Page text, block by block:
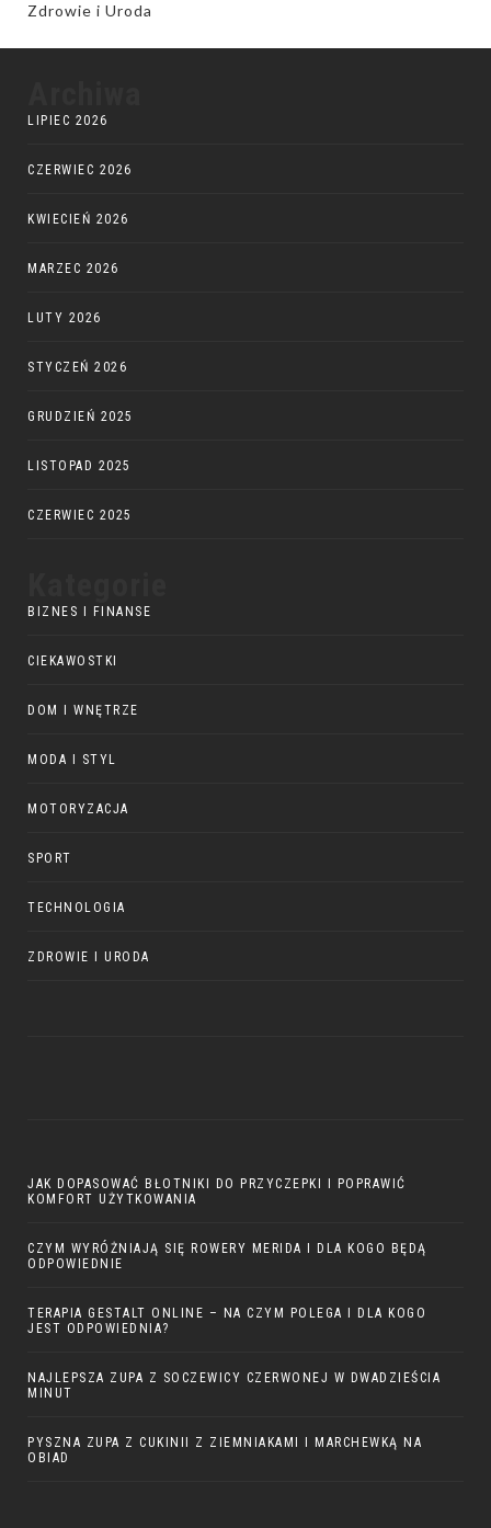
Zdrowie i Uroda
LIPIEC 2026
CZERWIEC 2026
KWIECIEŃ 2026
MARZEC 2026
LUTY 2026
STYCZEŃ 2026
GRUDZIEŃ 2025
LISTOPAD 2025
CZERWIEC 2025
BIZNES I FINANSE
CIEKAWOSTKI
DOM I WNĘTRZE
MODA I STYL
MOTORYZACJA
SPORT
TECHNOLOGIA
ZDROWIE I URODA
JAK DOPASOWAĆ BŁOTNIKI DO PRZYCZEPKI I POPRAWIĆ
KOMFORT UŻYTKOWANIA
CZYM WYRÓŻNIAJĄ SIĘ ROWERY MERIDA I DLA KOGO BĘDĄ
ODPOWIEDNIE
TERAPIA GESTALT ONLINE – NA CZYM POLEGA I DLA KOGO
JEST ODPOWIEDNIA?
NAJLEPSZA ZUPA Z SOCZEWICY CZERWONEJ W DWADZIEŚCIA
MINUT
PYSZNA ZUPA Z CUKINII Z ZIEMNIAKAMI I MARCHEWKĄ NA
OBIAD